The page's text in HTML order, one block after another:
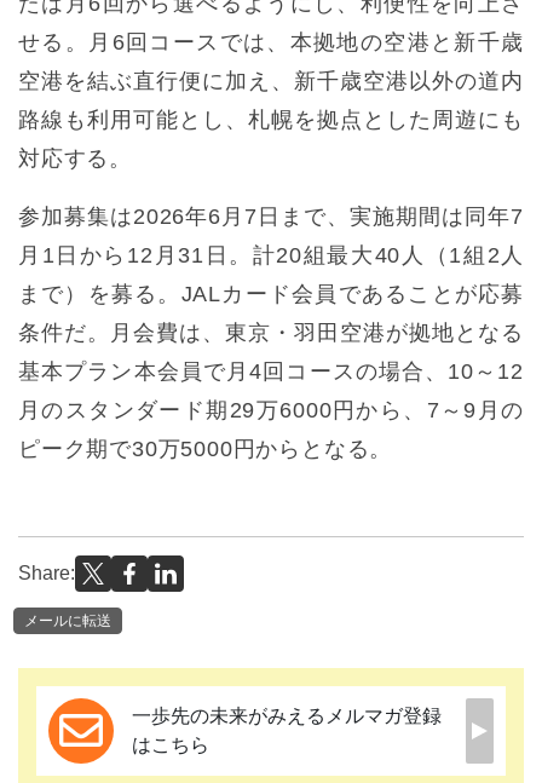
せる。月6回コースでは、本拠地の空港と新千歳
空港を結ぶ直行便に加え、新千歳空港以外の道内
路線も利用可能とし、札幌を拠点とした周遊にも
対応する。
参加募集は2026年6月7日まで、実施期間は同年7
月1日から12月31日。計20組最大40人（1組2人
まで）を募る。JALカード会員であることが応募
条件だ。月会費は、東京・羽田空港が拠地となる
基本プラン本会員で月4回コースの場合、10～12
月のスタンダード期29万6000円から、7～9月の
ピーク期で30万5000円からとなる。
Share:
メールに転送
一歩先の未来がみえるメルマガ登録
はこちら